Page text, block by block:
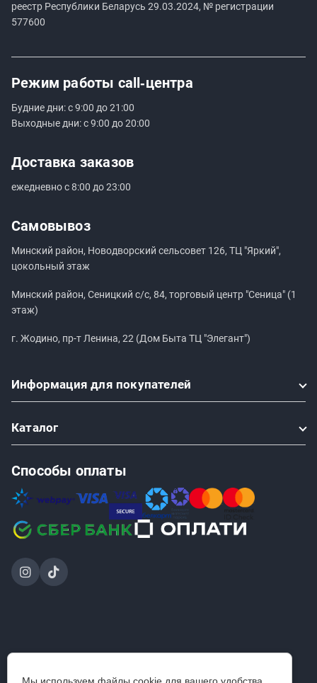
реестр Республики Беларусь 29.03.2024, № регистрации
577600
Режим работы call‑центра
Будние дни: с 9:00 до 21:00
Выходные дни: с 9:00 до 20:00
Доставка заказов
ежедневно с 8:00 до 23:00
Самовывоз
Минский район, Новодворский сельсовет 126, ТЦ "Яркий",
цокольный этаж
Минский район, Сеницкий с/с, 84, торговый центр "Сеница" (1
этаж)
г. Жодино, пр-т Ленина, 22 (Дом Быта ТЦ "Элегант")
Информация для покупателей
Каталог
Способы оплаты